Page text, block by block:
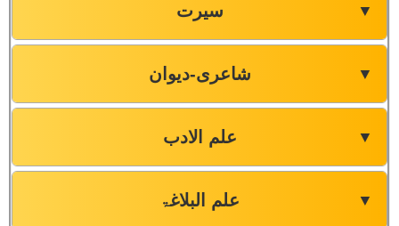
سیرت ▼
شاعری-دیوان ▼
علم الادب ▼
علم البلاغۃ ▼